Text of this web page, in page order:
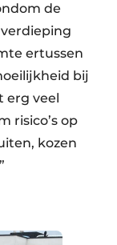
de
ertussen
bij
erg veel
risico’s op
kozen